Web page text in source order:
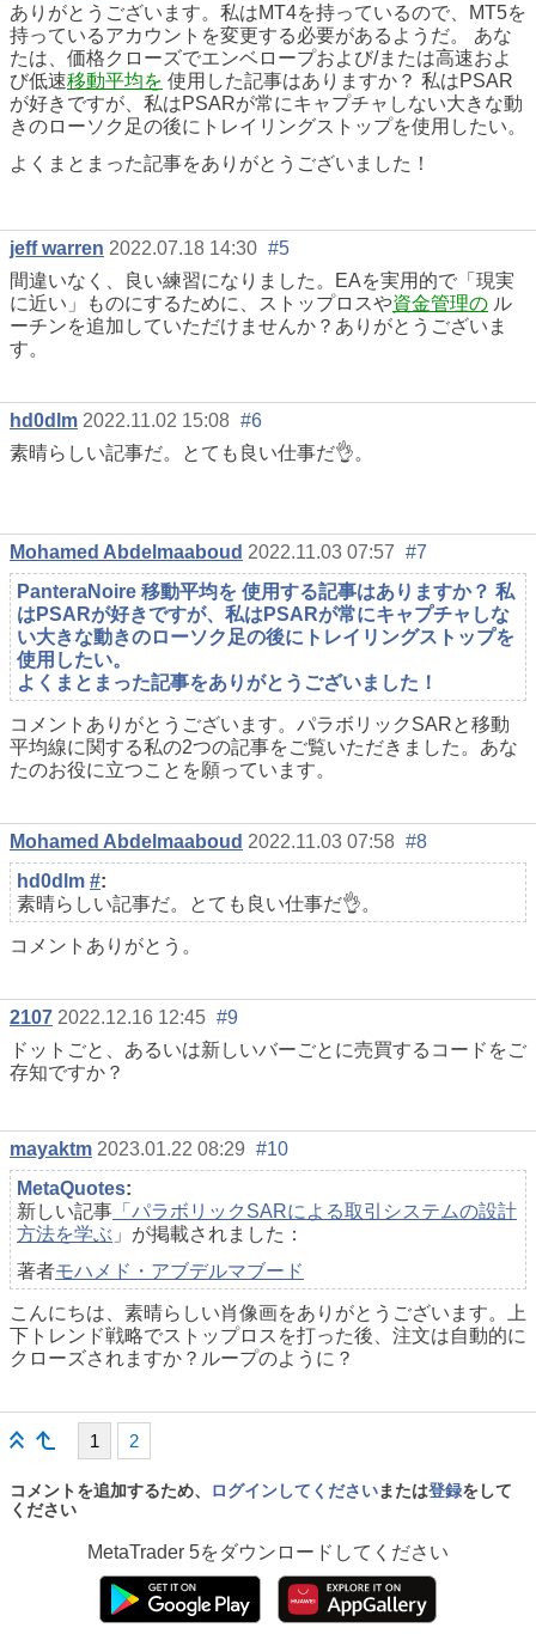
ありがとうございます。私はMT4を持っているので、MT5を
持っているアカウントを変更する必要があるようだ。 あな
たは、価格クローズでエンベロープおよび/または高速およ
び低速移動平均を 使用した記事はありますか？ 私はPSAR
が好きですが、私はPSARが常にキャプチャしない大きな動
きのローソク足の後にトレイリングストップを使用したい。
よくまとまった記事をありがとうございました！
jeff warren 2022.07.18 14:30 #5
間違いなく、良い練習になりました。EAを実用的で「現実
に近い」ものにするために、ストップロスや資金管理の ル
ーチンを追加していただけませんか？ありがとうございま
す。
hd0dlm 2022.11.02 15:08 #6
素晴らしい記事だ。とても良い仕事だ👌。
Mohamed Abdelmaaboud 2022.11.03 07:57 #7
PanteraNoire 移動平均を 使用する記事はありますか？ 私
はPSARが好きですが、私はPSARが常にキャプチャしな
い大きな動きのローソク足の後にトレイリングストップを
使用したい。
よくまとまった記事をありがとうございました！
コメントありがとうございます。パラボリックSARと移動
平均線に関する私の2つの記事をご覧いただきました。あな
たのお役に立つことを願っています。
Mohamed Abdelmaaboud 2022.11.03 07:58 #8
hd0dlm #:
素晴らしい記事だ。とても良い仕事だ👌。
コメントありがとう。
2107 2022.12.16 12:45 #9
ドットごと、あるいは新しいバーごとに売買するコードをご
存知ですか？
mayaktm 2023.01.22 08:29 #10
MetaQuotes:
新しい記事 「パラボリックSARによる取引システムの設計
方法を学ぶ 」が掲載されました：
著者モハメド・アブデルマブード
こんにちは、素晴らしい肖像画をありがとうございます。上
下トレンド戦略でストップロスを打った後、注文は自動的に
クローズされますか？ループのように？
1 2
コメントを追加するため、 ログインしてくださいまたは登録をして
ください
MetaTrader 5をダウンロードしてください